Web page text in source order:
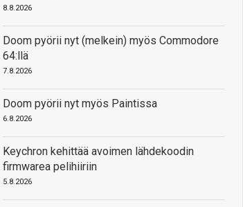
8.8.2026
Doom pyörii nyt (melkein) myös Commodore
64:llä
7.8.2026
Doom pyörii nyt myös Paintissa
6.8.2026
Keychron kehittää avoimen lähdekoodin
firmwarea pelihiiriin
5.8.2026